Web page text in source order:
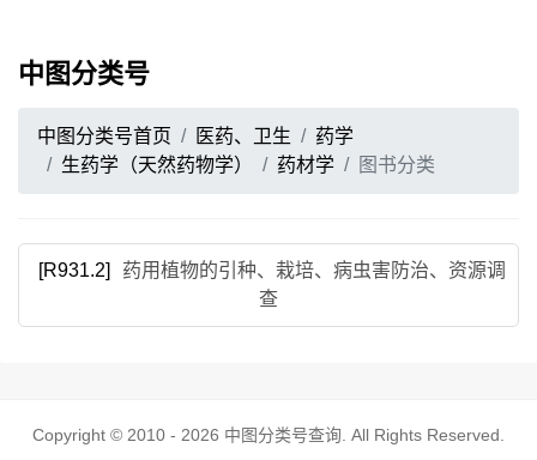
中图分类号
中图分类号首页 医药、卫生
药学
生药学（天然药物学）
药材学 图书分类
[R931.2]
药用植物的引种、栽培、病虫害防治、资源调
查
Copyright © 2010 - 2026 中图分类号查询 . All Rights Reserved.